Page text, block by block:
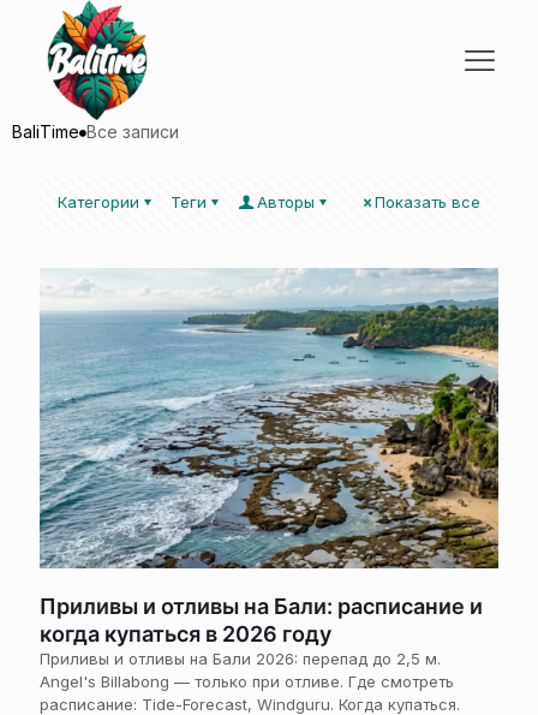
BaliTime Все записи
Категории Теги Авторы Показать все
Приливы и отливы на Бали: расписание и
когда купаться в 2026 году
Приливы и отливы на Бали 2026: перепад до 2,5 м.
Angel's Billabong — только при отливе. Где смотреть
расписание: Tide-Forecast, Windguru. Когда купаться.